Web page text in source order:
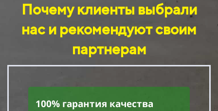
Почему клиенты выбрали
нас и рекомендуют своим
партнерам
100% гарантия качества